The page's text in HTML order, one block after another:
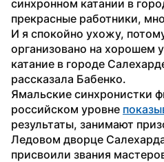
синхронном катании в
прекрасные работники,
И я спокойно ухожу,
организовано на хорошем
катание в городе
рассказала Бабенко.
Ямальские синхронистки
российском уровне
результаты, занимают
Ледовом дворце
присвоили звания